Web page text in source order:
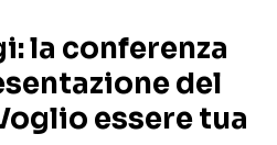
TESTI CANZONI
TOUR ED EVENTI
TALENT SHOW
la conferenza
del
essere tua